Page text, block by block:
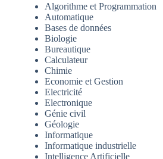
Algorithme et Programmation
Automatique
Bases de données
Biologie
Bureautique
Calculateur
Chimie
Economie et Gestion
Electricité
Electronique
Génie civil
Géologie
Informatique
Informatique industrielle
Intelligence Artificielle